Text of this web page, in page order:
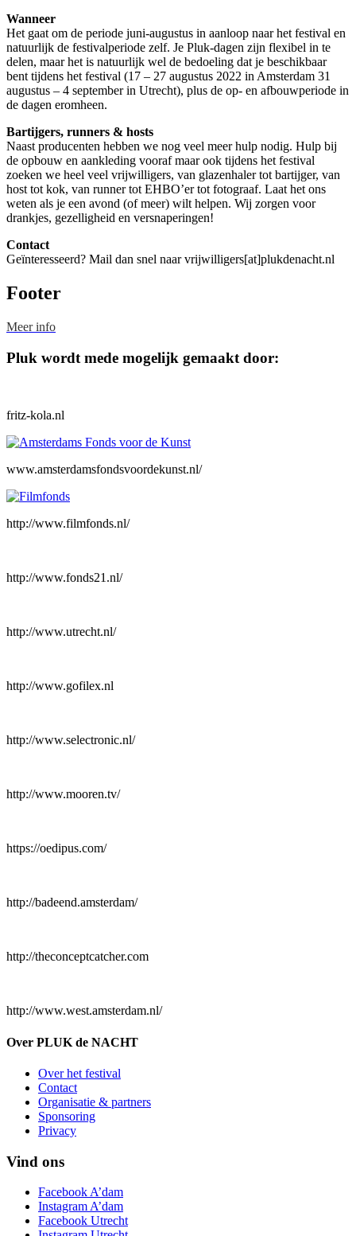
Wanneer
Het gaat om de periode juni-augustus in aanloop naar het festival en
natuurlijk de festivalperiode zelf. Je Pluk-dagen zijn flexibel in te
delen, maar het is natuurlijk wel de bedoeling dat je beschikbaar
bent tijdens het festival (17 – 27 augustus 2022 in Amsterdam 31
augustus – 4 september in Utrecht), plus de op- en afbouwperiode in
de dagen eromheen.
Bartijgers, runners & hosts
Naast producenten hebben we nog veel meer hulp nodig. Hulp bij
de opbouw en aankleding vooraf maar ook tijdens het festival
zoeken we heel veel vrijwilligers, van glazenhaler tot bartijger, van
host tot kok, van runner tot EHBO’er tot fotograaf. Laat het ons
weten als je een avond (of meer) wilt helpen. Wij zorgen voor
drankjes, gezelligheid en versnaperingen!
Contact
Geïnteresseerd? Mail dan snel naar vrijwilligers[at]plukdenacht.nl
Footer
Meer info
Pluk wordt mede mogelijk gemaakt door:
fritz-kola.nl
www.amsterdamsfondsvoordekunst.nl/
http://www.filmfonds.nl/
http://www.fonds21.nl/
http://www.utrecht.nl/
http://www.gofilex.nl
http://www.selectronic.nl/
http://www.mooren.tv/
https://oedipus.com/
http://badeend.amsterdam/
http://theconceptcatcher.com
http://www.west.amsterdam.nl/
Over PLUK de NACHT
Over het festival
Contact
Organisatie & partners
Sponsoring
Privacy
Vind ons
Facebook A’dam
Instagram A’dam
Facebook Utrecht